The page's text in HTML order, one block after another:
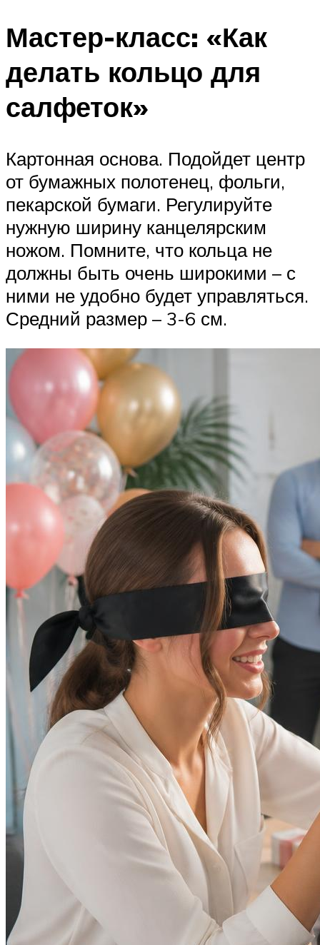
Мастер-класс: «Как
делать кольцо для
салфеток»
Картонная основа. Подойдет центр
от бумажных полотенец, фольги,
пекарской бумаги. Регулируйте
нужную ширину канцелярским
ножом. Помните, что кольца не
должны быть очень широкими – с
ними не удобно будет управляться.
Средний размер – 3-6 см.